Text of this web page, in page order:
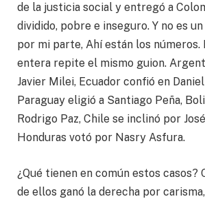
de la justicia social y entregó a
dividido, pobre e inseguro. Y no es
por mi parte, Ahí están los números.
entera repite el mismo guion.
Javier Milei, Ecuador confió en
Paraguay eligió a Santiago Peña,
Rodrigo Paz, Chile se inclinó por
Honduras votó por Nasry Asfura.
¿Qué tienen en común estos casos?
de ellos ganó la derecha por